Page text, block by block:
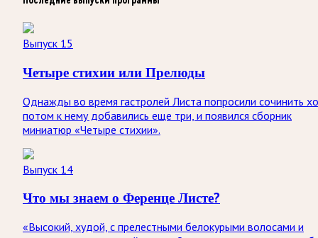
Выпуск 15
Четыре стихии или Прелюды
Однажды во время гастролей Листа попросили сочинить
потом к нему добавились еще три, и появился сборник
миниатюр «Четыре стихии».
Выпуск 14
Что мы знаем о Ференце Листе?
«Высокий, худой, с прелестными белокурыми волосами и